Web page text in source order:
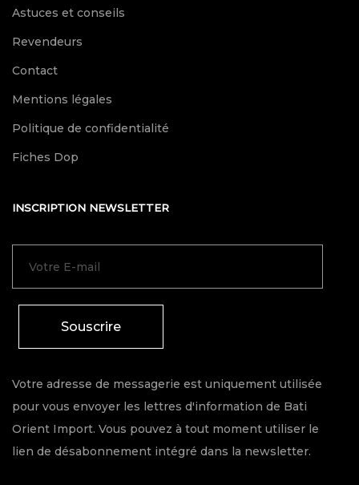
Astuces et conseils
Revendeurs
Contact
Mentions légales
Politique de confidentialité
Fiches Dop
INSCRIPTION NEWSLETTER
Souscrire
Votre adresse de messagerie est uniquement utilisée
pour vous envoyer les lettres d'information de Bati
Orient Import. Vous pouvez à tout moment utiliser le
lien de désabonnement intégré dans la newsletter.